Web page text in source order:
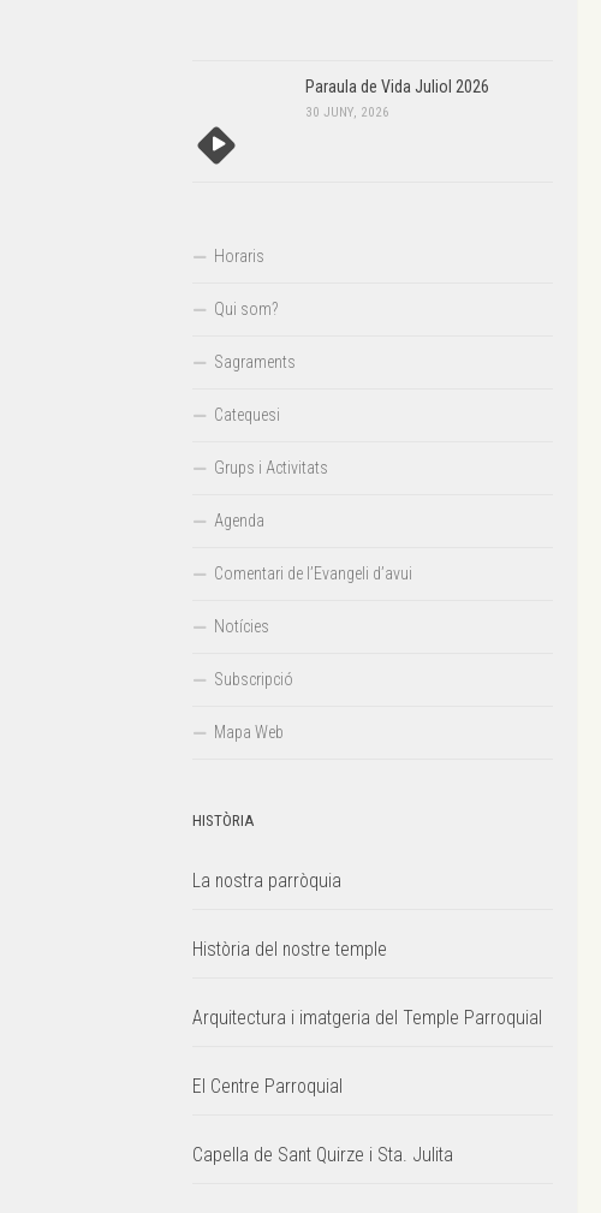
Paraula de Vida Juliol 2026
30 JUNY, 2026
Horaris
Qui som?
Sagraments
Catequesi
Grups i Activitats
Agenda
Comentari de l’Evangeli d’avui
Notícies
Subscripció
Mapa Web
HISTÒRIA
La nostra parròquia
Història del nostre temple
Arquitectura i imatgeria del Temple Parroquial
El Centre Parroquial
Capella de Sant Quirze i Sta. Julita